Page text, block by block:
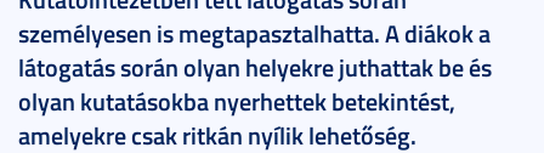
személyesen is megtapasztalhatta. A diákok a
látogatás során olyan helyekre juthattak be és
olyan kutatásokba nyerhettek betekintést,
amelyekre csak ritkán nyílik lehetőség.